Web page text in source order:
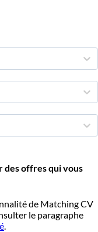
offres qui vous
de Matching CV
le paragraphe